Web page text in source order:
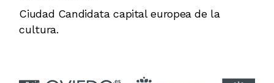
Ciudad Candidata capital europea de la
cultura.